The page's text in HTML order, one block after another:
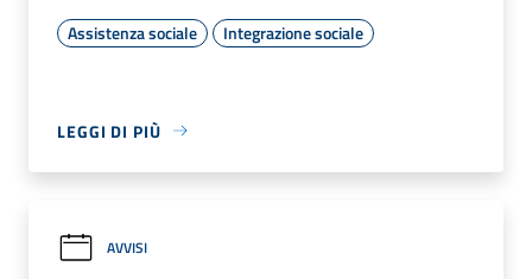
Assistenza sociale Integrazione sociale
LEGGI DI PIÙ
AVVISI